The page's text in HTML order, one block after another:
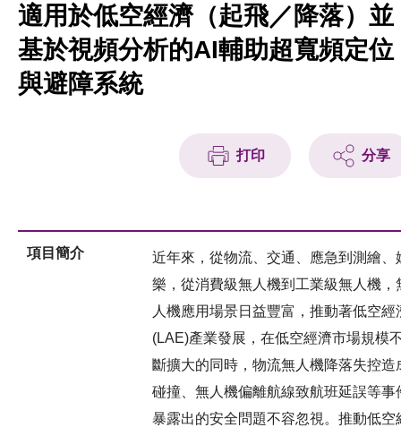
項目夥伴
活動及消息
適用於低空經濟（起飛／降落）並
基於視頻分析的AI輔助超寬頻定位
與避障系統
打印 分享
項目簡介
近年來，從物流、交通、應急到測繪、
樂，從消費級無人機到工業級無人機，
人機應用場景日益豐富，推動著低空經
(LAE)產業發展，在低空經濟市場規模
斷擴大的同時，物流無人機降落失控造
碰撞、無人機偏離航線致航班延誤等事
暴露出的安全問題不容忽視。推動低空